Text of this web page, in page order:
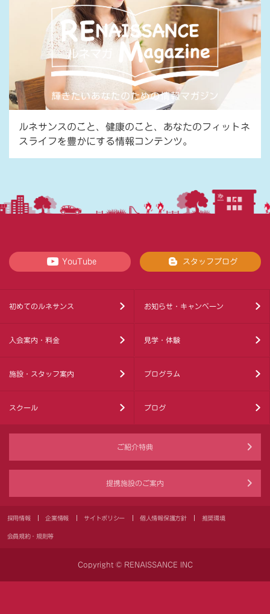
ルネサンスのこと、健康のこと、あなたのフィットネ
スライフを豊かにする情報コンテンツ。
YouTube スタッフブログ
初めてのルネサンス お知らせ・キャンペーン
入会案内・料金 見学・体験
施設・スタッフ案内 プログラム
スクール ブログ
ご紹介特典
提携施設のご案内
採用情報 企業情報 サイトポリシー 個人情報保護方針 推奨環境
会員規約・規則等
Copyright © RENAISSANCE INC